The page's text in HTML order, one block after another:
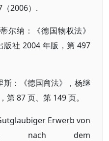
2006）.
尔纳：《德国物权法》
版社 2004 年版，第 497
斯：《德国商法》，杨继
第 87 页、第 149 页。
Erwerb von
nach dem